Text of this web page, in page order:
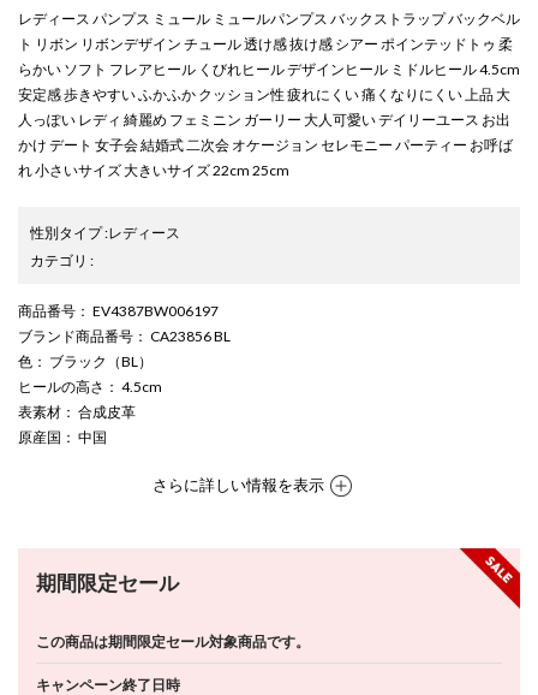
レディース パンプス ミュール ミュールパンプス バックストラップ バックベル
ト リボン リボンデザイン チュール 透け感 抜け感 シアー ポインテッドトゥ 柔
らかい ソフト フレアヒール くびれヒール デザインヒール ミドルヒール 4.5cm
安定感 歩きやすい ふかふか クッション性 疲れにくい 痛くなりにくい 上品 大
人っぽい レディ 綺麗め フェミニン ガーリー 大人可愛い デイリーユース お出
かけ デート 女子会 結婚式 二次会 オケージョン セレモニー パーティー お呼ば
れ 小さいサイズ 大きいサイズ 22cm 25cm
性別タイプ:レディース
カテゴリ :
商品番号 ： EV4387BW006197
ブランド商品番号 ： CA23856 BL
色 ： ブラック（BL）
ヒールの高さ ： 4.5cm
表素材 ： 合成皮革
原産国 ： 中国
さらに詳しい情報を表示
期間限定セール
この商品は期間限定セール対象商品です。
キャンペーン終了日時